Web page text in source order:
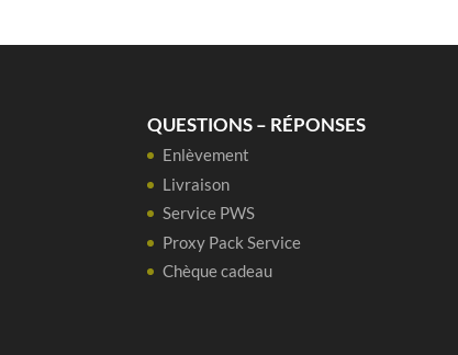
75
cl
QUESTIONS – RÉPONSES
Enlèvement
Livraison
Service PWS
Proxy Pack Service
Chèque cadeau